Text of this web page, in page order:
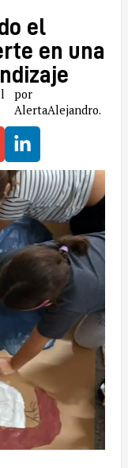
el
en una
por
AlertaAlejandro.